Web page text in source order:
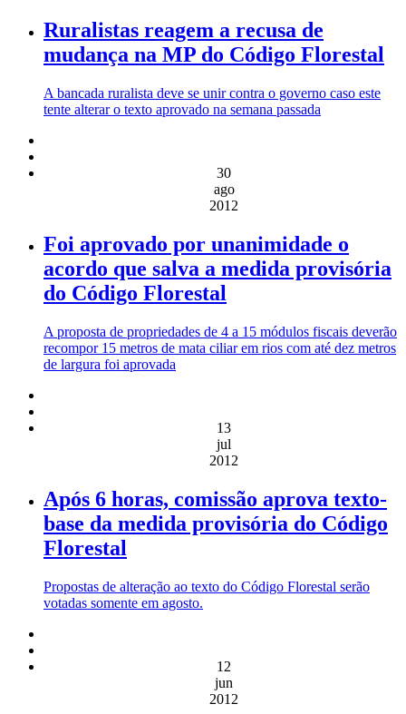
Ruralistas reagem a recusa de
mudança na MP do Código Florestal
A bancada ruralista deve se unir contra o governo caso este
tente alterar o texto aprovado na semana passada
30
ago
2012
Foi aprovado por unanimidade o
acordo que salva a medida provisória
do Código Florestal
A proposta de propriedades de 4 a 15 módulos fiscais deverão
recompor 15 metros de mata ciliar em rios com até dez metros
de largura foi aprovada
13
jul
2012
Após 6 horas, comissão aprova texto-
base da medida provisória do Código
Florestal
Propostas de alteração ao texto do Código Florestal serão
votadas somente em agosto.
12
jun
2012